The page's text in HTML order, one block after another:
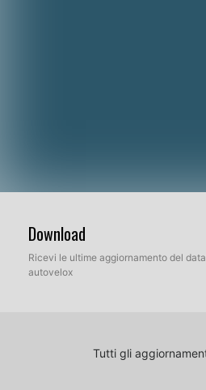
Download
Ricevi le ultime aggiornamento del
autovelox
Tutti gli